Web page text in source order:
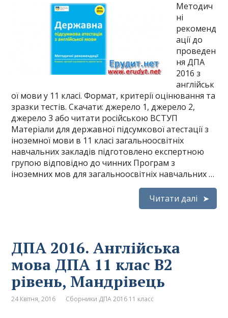
Методич
ні
рекоменд
ації до
проведен
ня ДПА
2016 з
англійськ
ої мови у 11 класі. Формат, критерії оцінювання та
зразки тестів. Скачати: джерело 1, джерело 2,
джерело 3 або читати російською ВСТУП
Матеріали для державної підсумкової атестації з
іноземної мови в 11 класі загальноосвітніх
навчальних закладів підготовлено експертною
групою відповідно до чинних Програм з
іноземних мов для загальноосвітніх навчальних …
Читати далі
ДПА 2016. Англійська
мова ДПА 11 клас B2
рівень, Мандрівець
24 Квітня, 2016 Сборники ДПА 2016 11 класс